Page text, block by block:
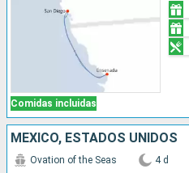
Comidas incluidas
MÉXICO, ESTADOS UNIDOS
Ovation of the Seas 4 d